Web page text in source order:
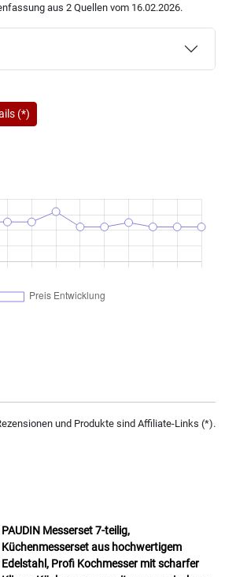
aus 2 Quellen vom 16.02.2026.
(*)
und Produkte sind Affiliate-Links (*).
PAUDIN Messerset 7-teilig,
Küchenmesserset aus hochwertigem
Edelstahl, Profi Kochmesser mit scharfer